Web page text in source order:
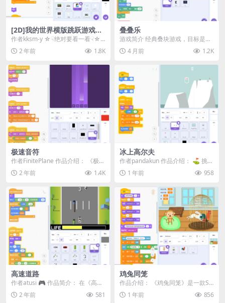
[2D]我的世界横版跳跃游戏
【第五部分】
作者kksm-y ☆☟绝对要看一看☟☆
这个项目是一个平台游戏，玩家需
要探测并清...
2 年前 1.8K
叠叠乐
游戏简介 经典叠块游戏，目标是尽
可能堆叠更多的方块。 玩法轻松解
压，适合打发时间...
4 月前 1.2K
极速音符
作者FinitePlane 作品介绍： 《极速
EDM音符》是一款节奏型音乐游
戏，...2 年前 1.4K
冰上高尔夫
作者pandakun 作品介绍： ⛳️ 挑战
《冰上高尔夫》！⛳️在这款冰面上
的高...1 年前 958
高速道路
作者atusi 🎮 作品简介： 在《高速
道路》中，你将扮演一名紧急前往
现场的警察...
2 年前 581
鸡兔同笼
作品介绍： 《鸡兔同笼》是一款Sc
ratch教学作品，帮助学习者理解数
学问题中的...
1 年前 856